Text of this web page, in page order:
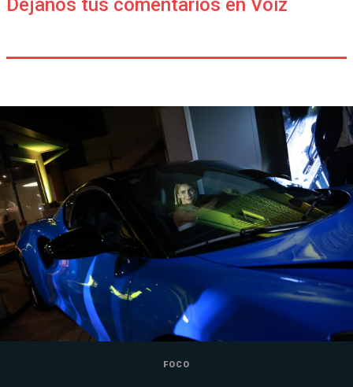
Déjanos tus comentarios en Voiz
FOCO